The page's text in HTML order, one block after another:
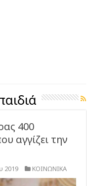
400
αγγίζει την
2019 ΚΟΙΝΩΝΙΚΑ